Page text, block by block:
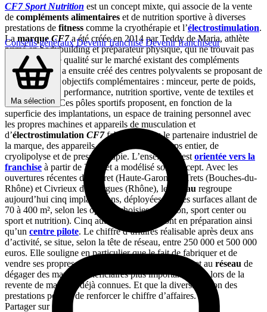
Conseils générauxDevenir franchiséDevenir franchiseur
Ma sélection
CF7 Sport Nutrition est un concept mixte, qui associe de la vente
de compléments alimentaires et de nutrition sportive à diverses
prestations de fitness comme la cryothérapie et l’électrostimulation.
La marque CF7a été créée en 2014 par Teddy de Maria, athlète
primé en bodybuilding et préparateur physique, qui ne trouvait pas
des produits de qualité sur le marché existant des compléments
alimentaires. Il a ensuite créé des centres polyvalents se proposant de
répondre à des objectifs complémentaires : minceur, perte de poids,
prise de masse, performance, nutrition sportive, vente de textiles et
d’accessoires. Ces pôles sportifs proposent, en fonction de la
superficie des implantations, un espace de training personnel avec
les propres machines et appareils de musculation et
d’électrostimulation CF7 fabriqués chez le partenaire industriel de
la marque, des appareils de
corps entier, de
cryolipolyse et de pressothérapie. L’enseigne s’est orientée vers la
franchise à partir de 2015 et a modélisé son concept. Avec les
ouvertures récentes de Muret (Haute-Garonne), Trets (Bouches-du-
Rhône) et Civrieux d’Azergues (Rhône), le
réseau regroupe
aujourd’hui cinq implantations, déployées sur des surfaces allant de
70 à 400 m², selon les options choisies (nutrition, sport center ou
sport et nutrition). Cinq autres ouvertures sont en préparation ainsi
qu’un centre pilote. Le chiffre d’affaires réalisable après deux ans
d’activité, se situe, selon la tête de réseau, entre 250 000 et 500 000
euros. Elle souligne en particulier que le fait de fabriquer et de
vendre ses propres compléments alimentaires permet au réseau de
dégager des marges bénéficiaires plus importantes que lors de la
revente de marques déjà connues. Et que la diversification des
prestations permet de renforcer le chiffre d’affaires.
Partager sur :